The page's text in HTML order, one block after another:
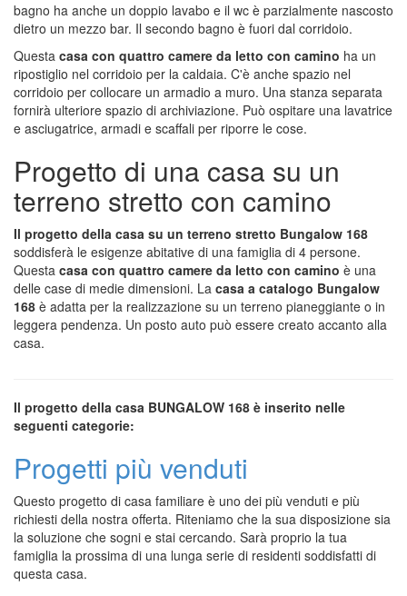
bagno ha anche un doppio lavabo e il wc è parzialmente nascosto
dietro un mezzo bar. Il secondo bagno è fuori dal corridoio.
Questa casa con quattro camere da letto con camino ha un
ripostiglio nel corridoio per la caldaia. C'è anche spazio nel
corridoio per collocare un armadio a muro. Una stanza separata
fornirà ulteriore spazio di archiviazione. Può ospitare una lavatrice
e asciugatrice, armadi e scaffali per riporre le cose.
Progetto di una casa su un
terreno stretto con camino
Il progetto della casa su un terreno stretto Bungalow 168
soddisferà le esigenze abitative di una famiglia di 4 persone.
Questa casa con quattro camere da letto con camino è una
delle case di medie dimensioni. La casa a catalogo Bungalow
168 è adatta per la realizzazione su un terreno pianeggiante o in
leggera pendenza. Un posto auto può essere creato accanto alla
casa.
Il progetto della casa BUNGALOW 168 è inserito nelle
seguenti categorie:
Progetti più venduti
Questo progetto di casa familiare è uno dei più venduti e più
richiesti della nostra offerta. Riteniamo che la sua disposizione sia
la soluzione che sogni e stai cercando. Sarà proprio la tua
famiglia la prossima di una lunga serie di residenti soddisfatti di
questa casa.